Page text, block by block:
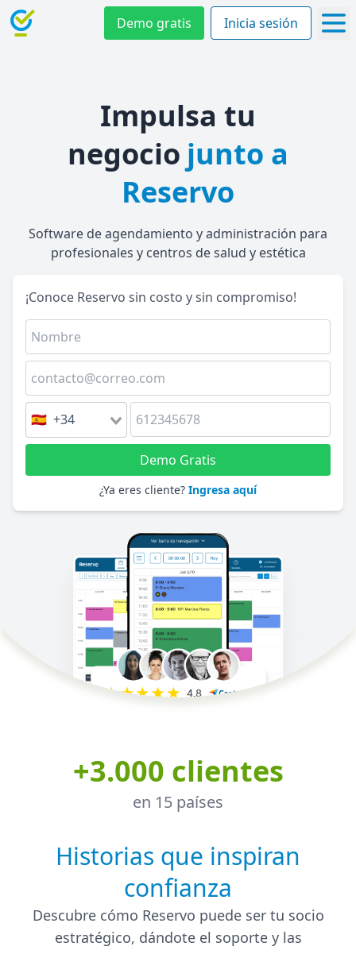
Demo gratis Inicia sesión
Impulsa tu
negocio junto a
Reservo
Software de agendamiento y administración para
profesionales y centros de salud y estética
¡Conoce Reservo sin costo y sin compromiso!
🇪🇸 +34
Demo Gratis
¿Ya eres cliente? Ingresa aquí
+3.000 clientes
en 15 países
Historias que inspiran
confianza
Descubre cómo Reservo puede ser tu socio
estratégico, dándote el soporte y las